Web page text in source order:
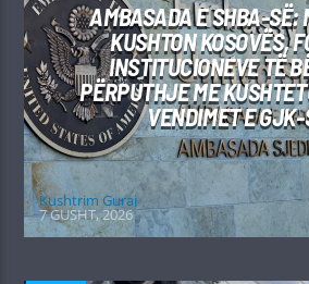
AMBASADA E SHBA-SË:
KUSHTON KOSOVËS,
INSTITUCIONEVE TË
PËRPUTHJE ME
VENDIMET E GJK-
Kushtrim Guraj
7 GUSHT, 2026